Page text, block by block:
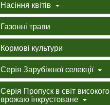
Насіння квітів
Газонні трави
Кормові культури
Серія Зарубіжної селекції
Серія Пропуск в світ високого
врожаю інкрустоване